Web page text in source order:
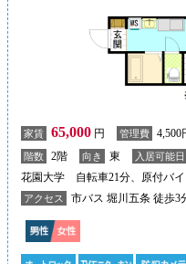
家賃 65,000 円 管理費 4,500
階数 2階 向き 東 入居可能日
花園大学 自転車21分、原付バイ
アクセス 市バス 堀川五条 徒歩3